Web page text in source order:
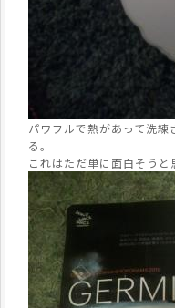
パワフルで熱があって洗
る。
これはただ単に面白そうと